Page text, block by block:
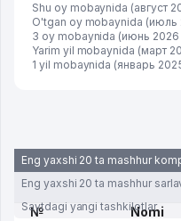
Shu oy mobaynida (август
O'tgan oy mobaynida (июль
3 oy mobaynida (июнь 2026
Yarim yil mobaynida (март
1 yil mobaynida (январь
Eng yaxshi 20 ta mashhur
Eng yaxshi 20 ta mashhur
Saytdagi yangi tashkilotlar
№
Nomi